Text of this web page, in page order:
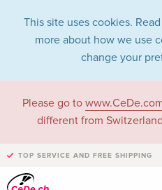
This site uses cookies.
more about how we use
change your
Please go to
different from
TOP SERVICE AND FREE SHIPPING